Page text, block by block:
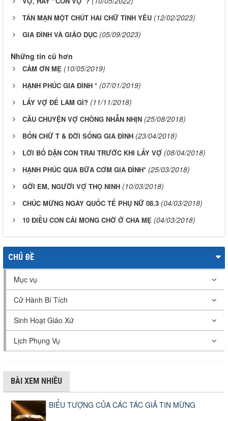
TẢN MẠN MỘT CHÚT HAI CHỮ TÌNH YÊU (12/02/2023)
GIA ĐÌNH VÀ GIÁO DỤC (05/09/2023)
Những tin cũ hơn
CẢM ƠN MẸ (10/05/2019)
HẠNH PHÚC GIA ĐÌNH * (07/01/2019)
LẤY VỢ ĐỂ LÀM GÌ? (11/11/2018)
CÂU CHUYỆN VỢ CHỒNG NHẪN NHỊN (25/08/2018)
BỐN CHỮ T & ĐỜI SỐNG GIA ĐÌNH (23/04/2018)
LỜI BỐ DẶN CON TRAI TRƯỚC KHI LẤY VỢ (08/04/2018)
HẠNH PHÚC QUA BỮA CƠM GIA ĐÌNH* (25/03/2018)
GỞI EM, NGƯỜI VỢ THỌ NINH (10/03/2018)
CHÚC MỪNG NGÀY QUỐC TẾ PHỤ NỮ 08.3 (04/03/2018)
10 ĐIỀU CON CÁI MONG CHỜ Ở CHA MẸ (04/03/2018)
CHỦ ĐỀ
Mục vụ
Cử Hành Bí Tích
Sinh Hoạt Giáo Xứ
Lịch Phụng Vụ
BÀI XEM NHIỀU
BIỂU TƯỢNG CỦA CÁC TÁC GIẢ TIN MỪNG